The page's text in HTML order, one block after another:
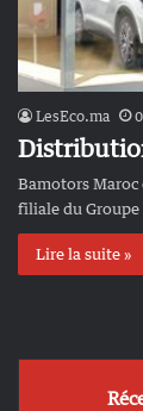
LesEco.ma
Bamotors Maroc
filiale du
Lire la suite »